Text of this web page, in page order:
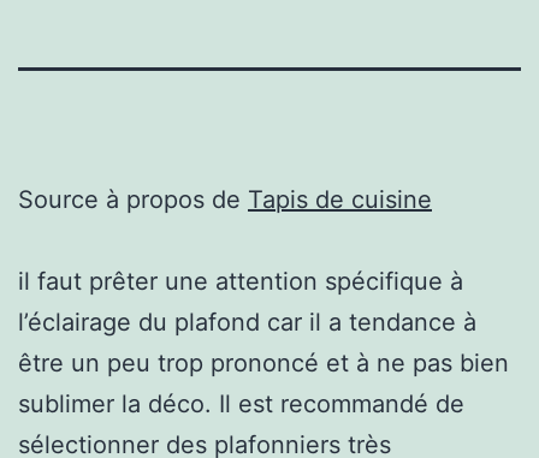
Source à propos de Tapis de cuisine
il faut prêter une attention spécifique à
l’éclairage du plafond car il a tendance à
être un peu trop prononcé et à ne pas bien
sublimer la déco. Il est recommandé de
sélectionner des plafonniers très